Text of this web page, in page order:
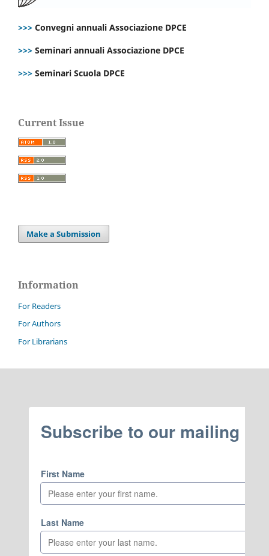
>>> Convegni annuali Associazione DPCE
>>> Seminari annuali Associazione DPCE
>>> Seminari Scuola DPCE
Current Issue
Make a Submission
Information
For Readers
For Authors
For Librarians